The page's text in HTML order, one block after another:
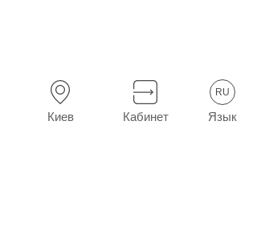
Киев Кабинет
RU
Язык